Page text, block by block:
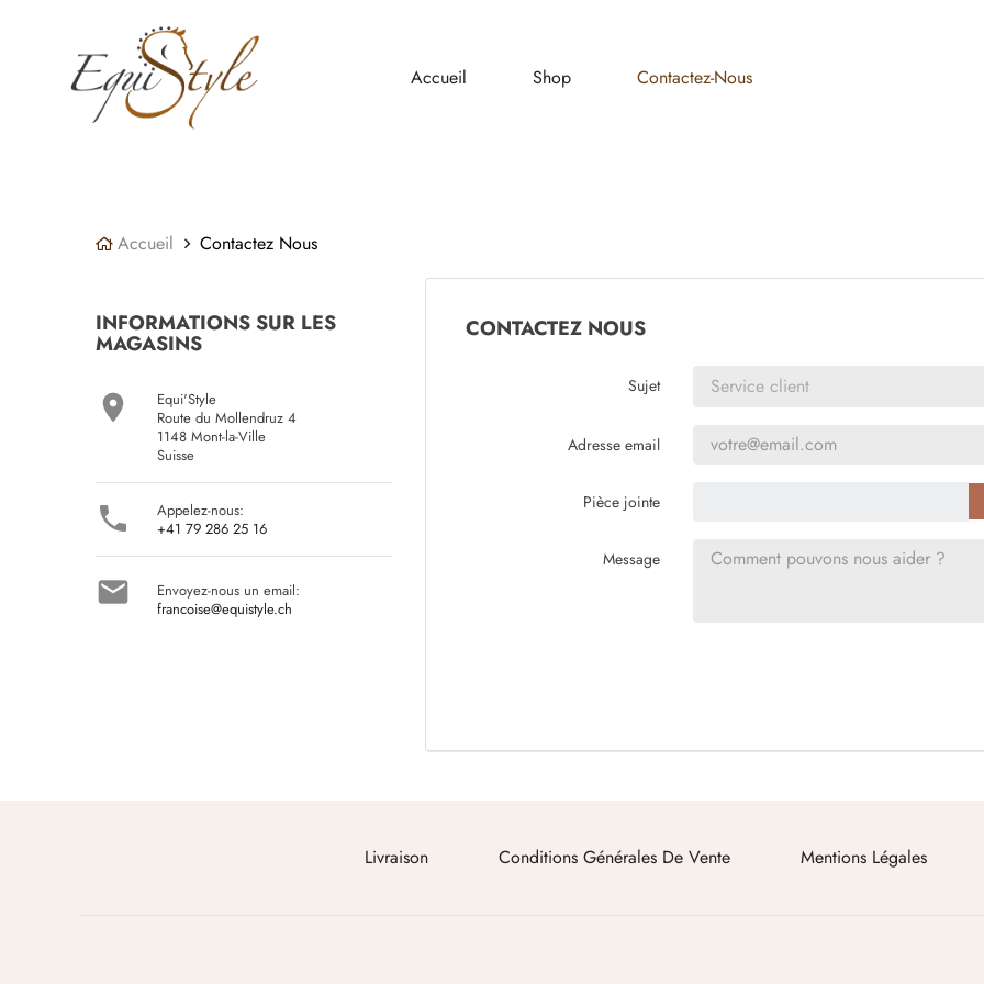
Accueil Shop Contactez-Nous
Accueil Contactez Nous
INFORMATIONS SUR LES
MAGASINS

Equi'Style
Route du Mollendruz 4
1148 Mont-la-Ville
Suisse

Appelez-nous:
+41 79 286 25 16

Envoyez-nous un email:
francoise@equistyle.ch
CONTACTEZ NOUS
Sujet
Adresse email
Pièce jointe
Message
Livraison Conditions Générales De Vente Mentions Légales